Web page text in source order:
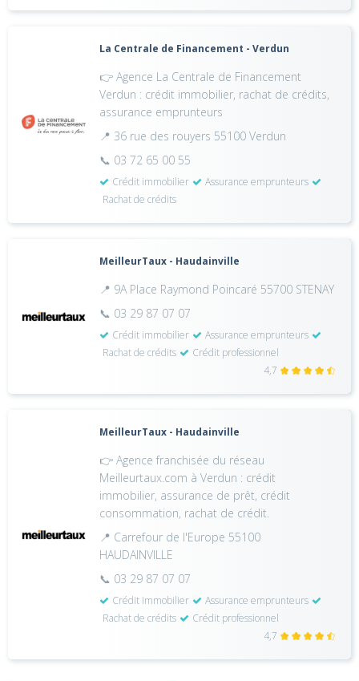
La Centrale de Financement - Verdun
👉 Agence La Centrale de Financement
Verdun : crédit immobilier, rachat de crédits,
assurance emprunteurs
📍 36 rue des rouyers 55100 Verdun
📞 03 72 65 00 55
Crédit immobilier
Assurance emprunteurs
Rachat de crédits
MeilleurTaux - Haudainville
📍 9A Place Raymond Poincaré 55700 STENAY
📞 03 29 87 07 07
Crédit immobilier
Assurance emprunteurs
Rachat de crédits
Crédit professionnel
4,7
MeilleurTaux - Haudainville
👉 Agence franchisée du réseau
Meilleurtaux.com à Verdun : crédit
immobilier, assurance de prêt, crédit
consommation, rachat de crédit.
📍 Carrefour de l'Europe 55100
HAUDAINVILLE
📞 03 29 87 07 07
Crédit immobilier
Assurance emprunteurs
Rachat de crédits
Crédit professionnel
4,7